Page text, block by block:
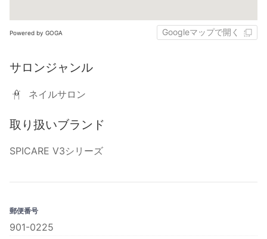
Powered by GOGA Googleマップで開く
サロンジャンル
ネイルサロン
取り扱いブランド
SPICARE V3シリーズ
郵便番号
901-0225